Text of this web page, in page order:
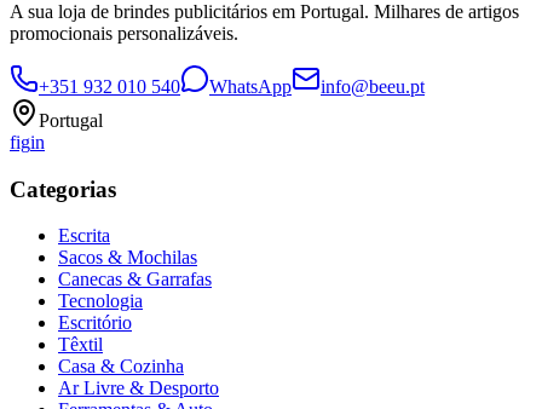
A sua loja de brindes publicitários em Portugal. Milhares de artigos
promocionais personalizáveis.
+351 932 010 540 WhatsApp
info@beeu.pt
Portugal
figin
Categorias
Escrita
Sacos & Mochilas
Canecas & Garrafas
Tecnologia
Escritório
Têxtil
Casa & Cozinha
Ar Livre & Desporto